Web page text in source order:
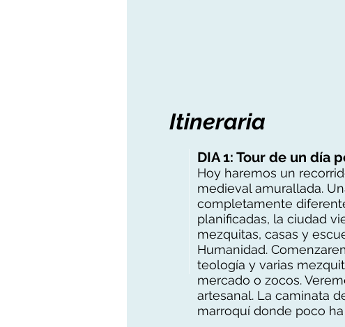
Itineraria
DIA 1: Tour de un día
Hoy haremos un
medieval amurallada.
completamente
planificadas, la ciudad
mezquitas, casas y
Humanidad.
teología y varias
mercado o zocos.
artesanal. La caminata
marroquí donde poco